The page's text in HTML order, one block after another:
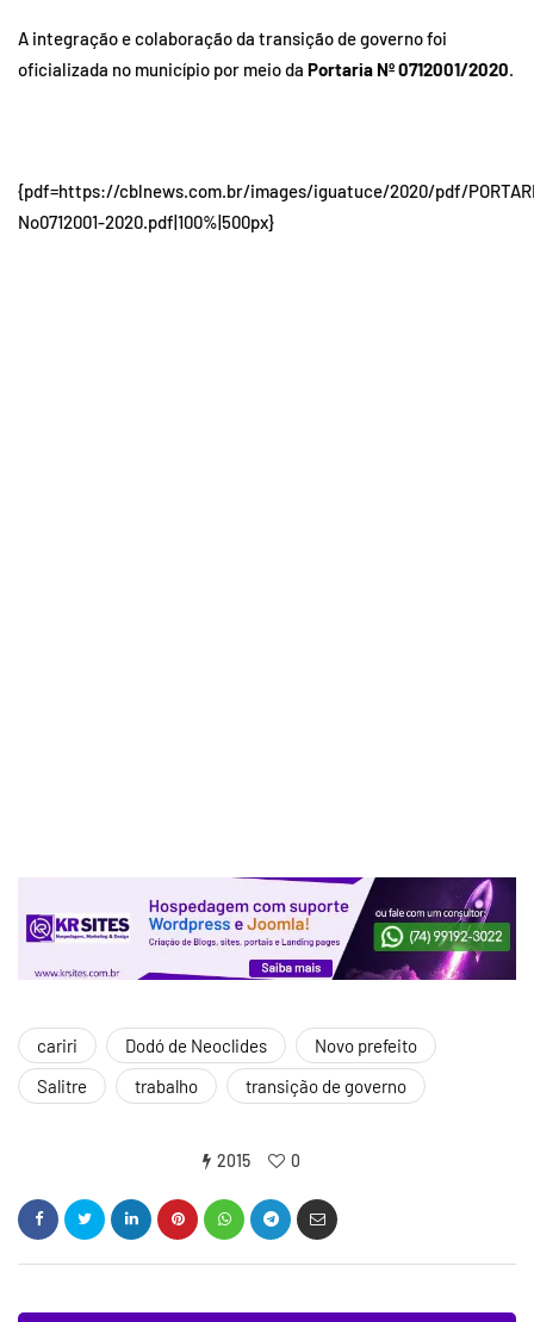
A integração e colaboração da transição de governo foi
oficializada no município por meio da Portaria Nº 0712001/2020
{pdf=https://cblnews.com.br/images/iguatuce/2020/pdf/
No0712001-2020.pdf|100%|500px}
cariri Dodó de Neoclides
Novo prefeito
Salitre
trabalho transição de governo
2015 0